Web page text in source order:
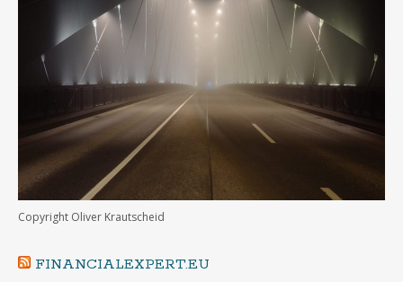
Copyright Oliver Krautscheid
FINANCIALEXPERT.EU